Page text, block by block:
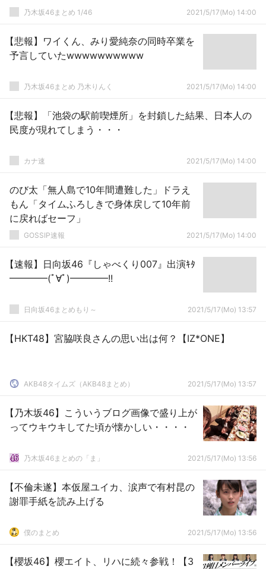
乃木坂46まとめ 1/46 2021/5/17(Mo) 14:00
【悲報】ワイくん、みり愛純奈の同時卒業を
予言していたwwwwwwwwww
乃木坂46まとめ 乃木りんく 2021/5/17(Mo) 14:00
【悲報】「池袋の駅前喫煙所」を封鎖した結果、日本人の
民度が現れてしまう・・・
カナ速 2021/5/17(Mo) 14:00
のび太「無人島で10年間遭難した」ドラえ
もん「タイムふろしきで身体戻して10年前
に戻ればセーフ」
GOSSIP速報 2021/5/17(Mo) 14:00
【速報】日向坂46『しゃべくり007』出演ｷﾀ
━━━━(ﾟ∀ﾟ)━━━━!!
日向坂46まとめもり～ 2021/5/17(Mo) 13:57
【HKT48】宮脇咲良さんの思い出は何？【IZ*ONE】
AKB48タイムズ（AKB48まとめ） 2021/5/17(Mo) 13:57
【乃木坂46】こういうブログ画像で盛り上が
ってウキウキしてた頃が懐かしい・・・・
乃木坂46まとめの「ま」 2021/5/17(Mo) 13:56
【不倫未遂】本仮屋ユイカ、涙声で有村昆の
謝罪手紙を読み上げる
僕のまとめ 2021/5/17(Mo) 13:56
【櫻坂46】櫻エイト、リハに続々参戦！【3